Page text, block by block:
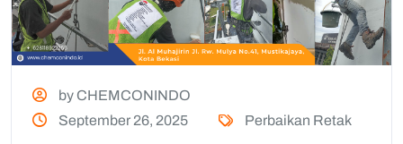
by CHEMCONINDO
September 26, 2025
Perbaikan Retak